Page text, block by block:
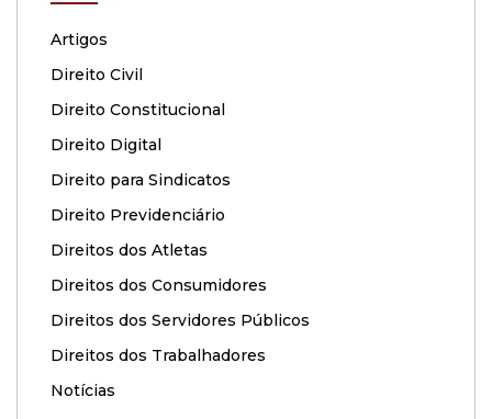
Artigos
Direito Civil
Direito Constitucional
Direito Digital
Direito para Sindicatos
Direito Previdenciário
Direitos dos Atletas
Direitos dos Consumidores
Direitos dos Servidores Públicos
Direitos dos Trabalhadores
Notícias